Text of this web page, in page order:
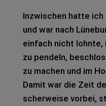
Inzwi­schen hatte ich
und war nach
ein­fach nicht lohn­te,
zu pen­deln,
zu machen und im
Damit war die Zeit
scher­wei­se vor­bei,